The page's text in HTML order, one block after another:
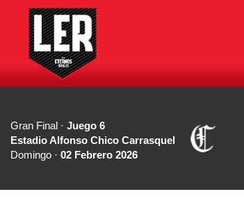
Gran Final · Juego 6
Estadio Alfonso Chico Carrasquel
Domingo · 02 Febrero 2026